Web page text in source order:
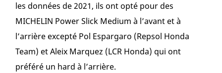
les données de 2021, ils ont opté pour des
MICHELIN Power Slick Medium à l’avant et à
l’arrière excepté Pol Espargaro (Repsol Honda
Team) et Aleix Marquez (LCR Honda) qui ont
préféré un hard à l’arrière.